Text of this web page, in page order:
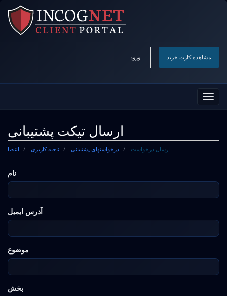
ورود مشاهده کارت خرید
تغییر
ارسال تیکت پشتیبانی
اعضا ناحیه کاربری درخواستهای پشتیبانی ارسال درخواست
نام
آدرس ایمیل
موضوع
بخش